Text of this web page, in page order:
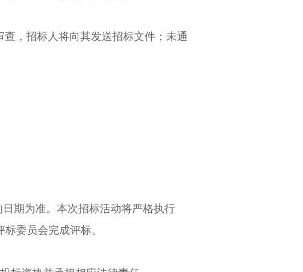
，招标人将向其发送招标文件；未通
期为准。本次招标活动将严格执行
委员会完成评标。